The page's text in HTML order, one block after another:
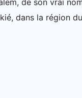
de son vrai
dans la région